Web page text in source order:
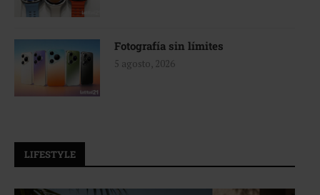
Fotografía sin límites
5 agosto, 2026
LIFESTYLE